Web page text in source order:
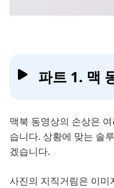
파트 1. 맥
맥북 동영상의 손상은
습니다. 상황에 맞는 솔
겠습니다.
사진의 지직거림은 이미